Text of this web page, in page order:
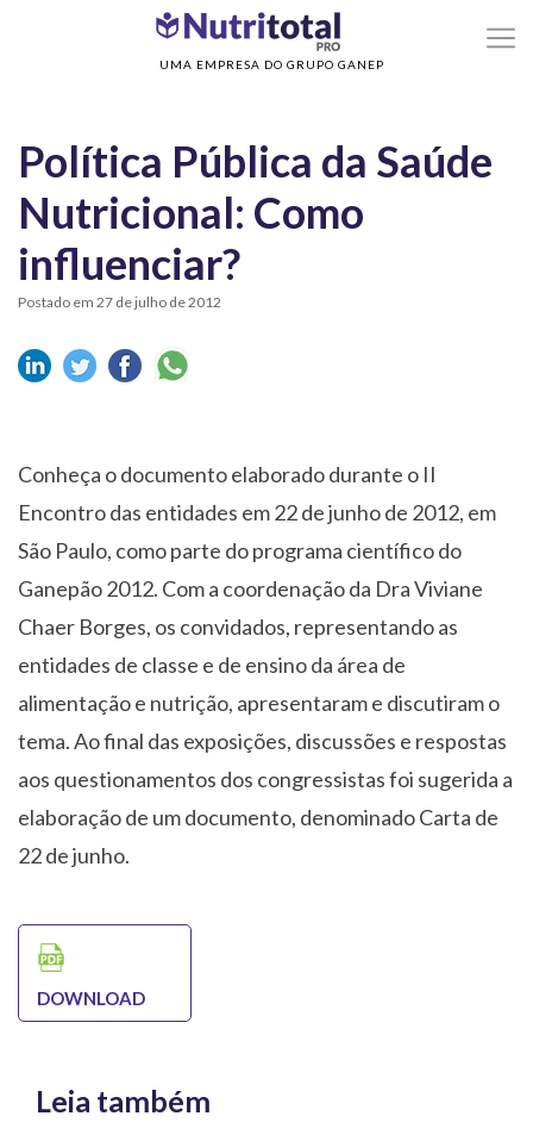
UMA EMPRESA DO GRUPO GANEP
Política Pública da Saúde Nutricional: Como influenciar?
Política Pública da Saúde
Nutricional: Como
influenciar?
Postado em 27 de julho de 2012
Conheça o documento elaborado durante o II
Encontro das entidades em 22 de junho de 2012, em
São Paulo, como parte do programa científico do
Ganepão 2012. Com a coordenação da Dra Viviane
Chaer Borges, os convidados, representando as
entidades de classe e de ensino da área de
alimentação e nutrição, apresentaram e discutiram o
tema. Ao final das exposições, discussões e respostas
aos questionamentos dos congressistas foi sugerida a
elaboração de um documento, denominado Carta de
22 de junho.
DOWNLOAD
Leia também